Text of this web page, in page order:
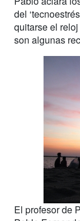
del
quitarse el
son algunas
El profesor de